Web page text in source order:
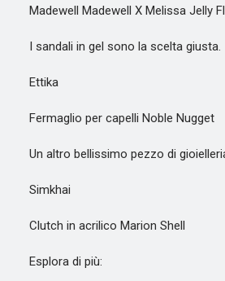
Madewell Madewell X Melissa Jelly
I sandali in gel sono la scelta giusta.
Ettika
Fermaglio per capelli Noble Nugget
Un altro bellissimo pezzo di
Simkhai
Clutch in acrilico Marion Shell
Esplora di più: